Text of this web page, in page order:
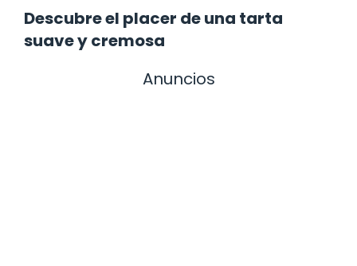
Descubre el placer de una tarta
suave y cremosa
Anuncios